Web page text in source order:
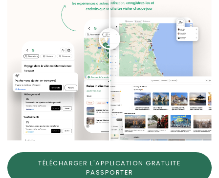
TÉLÉCHARGER L'APPLICATION GRATUITE
PASSPORTER